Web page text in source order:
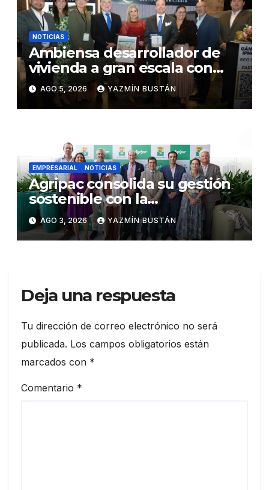
Daule
NOTICIAS
Ambiensa desarrollador de
vivienda a gran escala con
estándares internacionales
de sostenibilidad
AGO 5, 2026 YAZMÍN BUSTÁN
EMPRESARIAL NOTICIAS
Agripac consolida su gestión
sostenible con la
presentación de su octava
Memoria de Sostenibilidad
AGO 3, 2026 YAZMÍN BUSTÁN
Deja una respuesta
Tu dirección de correo electrónico no será
publicada. Los campos obligatorios están
marcados con *
Comentario *